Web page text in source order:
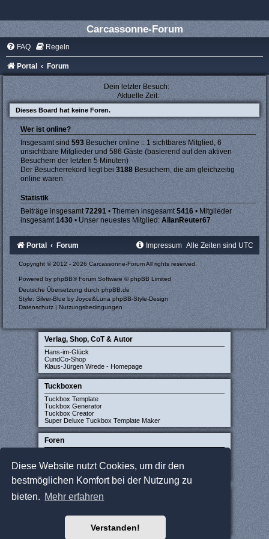
Diese Website nutzt Cookies, um dir den
bestmöglichen Komfort bei der Nutzung zu
bieten. Mehr erfahren
Verstanden!
Carcassonne-Forum
FAQ Regeln
Portal Forum
Dein letzter Besuch:
Aktuelle Zeit:
Dieses Board hat keine Foren.
Wer ist online?
Insgesamt sind593Besucher online :: 1 sichtbares Mitglied, 6
unsichtbare Mitglieder und 586 Gäste (basierend auf den aktiven
Besuchern der letzten 5 Minuten)
Der Besucherrekord liegt bei3188Besuchern, die am gleichzeitig
online waren.
Statistik
Beiträge insgesamt72291• Themen insgesamt5416 • Mitglieder
insgesamt1430 • Unser neuestes Mitglied: AllanReuter67
Portal Forum Alle Zeiten sind UTC
Impressum
Copyright © 2012 - 2026 Carcassonne-Forum All rights reserved.
Powered by phpBB® Forum Software © phpBB Limited
Deutsche Übersetzung durch phpBB.de
Style: Silver-Blue by Joyce&Luna phpBB-Style-Design
Datenschutz | Nutzungsbedingungen
Verlag, Shop, CoT & Autor
Hans-im-Glück
CundCo-Shop
Klaus-Jürgen Wrede - Homepage
Tuckboxen
Tuckbox Template
Tuckbox Generator
Tuckbox Creator
Super Deluxe Tuckbox Template Maker
Foren
CarcassonneCentral (englisch)
Carcassonne Latvija (lettisch)
Carcassonne CZ (tschechisch)
Sonstige Seiten
Gesellschaftsspieler gesucht
BoardGameGeek